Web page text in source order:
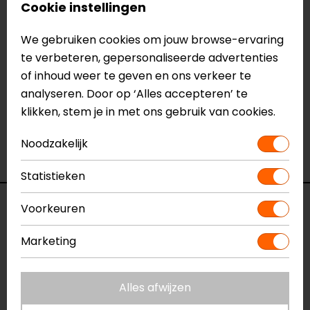
Meer informatie nodig?
Neem dancontactmet ons op of kom langs in één
vanonze winkelsin Breda, Capelle aan den IJssel,
Eindhoven, Vianen of Apeldoorn. In de winkels kun je
het product bekijken & passen en staan onze
verkoopmedewerkers voor je klaar met advies.
bevestigingen.
Specificaties
Naam
Model
53214
SP Connect
Cookie instellingen
We gebruiken cookies om jouw browse-ervaring
te verbeteren, gepersonaliseerde advertenties
of inhoud weer te geven en ons verkeer te
analyseren. Door op ‘Alles accepteren’ te
klikken, stem je in met ons gebruik van cookies.
Noodzakelijk
Statistieken
Voorkeuren
Marketing
Alles afwijzen